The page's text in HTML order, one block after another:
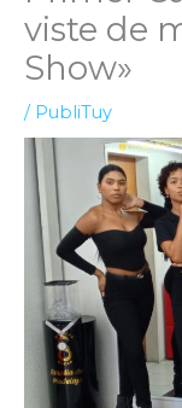
viste de
Show»
/ PubliTuy